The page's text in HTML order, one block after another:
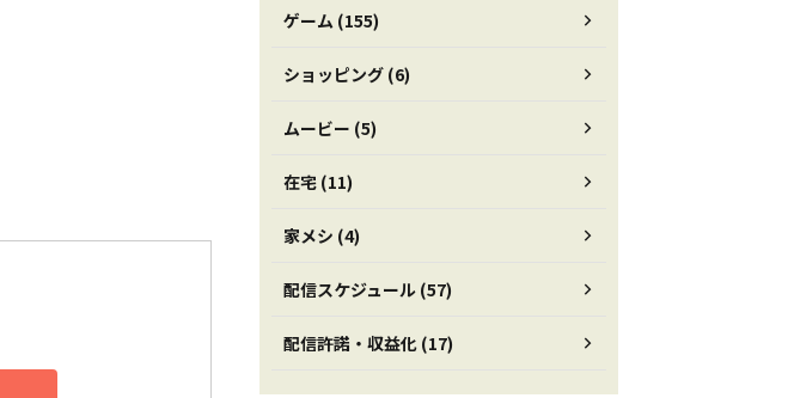
ゲーム (155)
ショッピング (6)
ムービー (5)
在宅 (11)
家メシ (4)
配信スケジュール (57)
配信許諾・収益化 (17)